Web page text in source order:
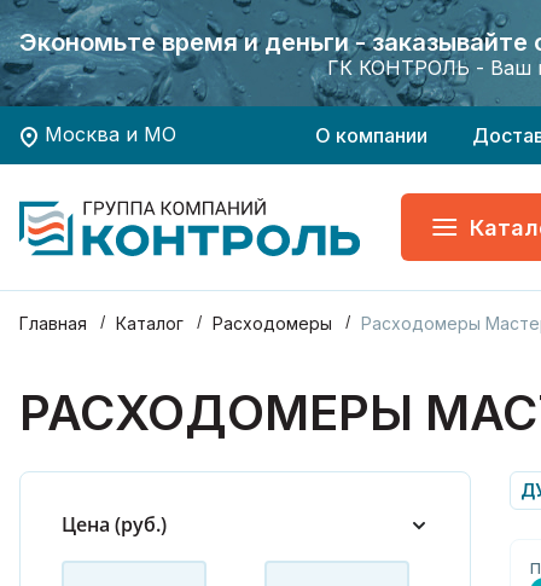
Экономьте время и деньги -
ГК КОНТРОЛЬ - Ваш
Хотите заказать поверку приборов учета?
Экономьте время и деньги -
ГК КОНТРОЛЬ - Ваш
Хотите заказать поверку приборов учета?
Москва и МО О компании
Главная Каталог Расходомеры Расходомеры
РАСХОДОМЕРЫ
Цена (руб.)